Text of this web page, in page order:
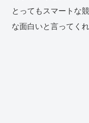
とってもスマートな
な面白いと言ってくれ